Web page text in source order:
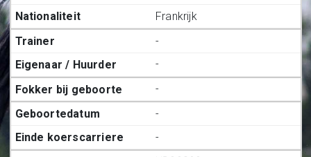
Frankrijk
-
-
-
-
-